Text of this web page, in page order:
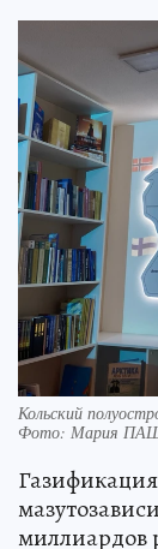
Кольский
Фото: Мария
миллиардов